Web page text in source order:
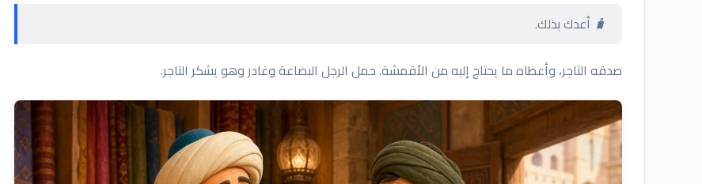
🧳 أعدك بذلك.
صدقه التاجر، وأعطاه ما يحتاج إليه من الأقمشة. حمل الرجل البضاعة وغادر وهو يشكر التاجر.